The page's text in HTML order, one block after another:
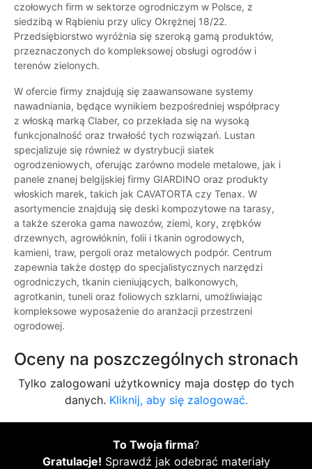
czołowych firm w sektorze ogrodniczym w Polsce, z
siedzibą w Rąbieniu przy ulicy Okrężnej 18/22.
Przedsiębiorstwo wyróżnia się szeroką gamą produktów,
przeznaczonych do kompleksowej obsługi ogrodów i
terenów zielonych.
W ofercie firmy znajdują się zaawansowane systemy
nawadniania, będące wynikiem bezpośredniej współpracy
z włoską marką Claber, co przekłada się na wysoką
funkcjonalność oraz trwałość tych rozwiązań. Lustan
specjalizuje się również w dystrybucji siatek
ogrodzeniowych, oferując zarówno modele metalowe, jak i
panele znanej belgijskiej firmy GIARDINO oraz produkty
włoskich marek, takich jak CAVATORTA czy Tenax. W
asortymencie znajdują się deski kompozytowe na tarasy,
a także szeroka gama nawozów, ziemi, kory, zrębków
drzewnych, agrowłóknin, folii i tkanin ogrodowych,
kamieni, traw, pergoli oraz metalowych podpór. Centrum
zapewnia także dostęp do specjalistycznych narzędzi
ogrodniczych, tkanin cieniujących, balkonowych,
agrotkanin, tuneli oraz foliowych szklarni, umożliwiając
kompleksowe wyposażenie do aranżacji przestrzeni
ogrodowej.
Oceny na poszczególnych stronach
Tylko zalogowani użytkownicy maja dostęp do tych
danych. Kliknij, aby się zalogować.
To Twoja firma?
Gratulacje! Sprawdź jak odebrać materiały